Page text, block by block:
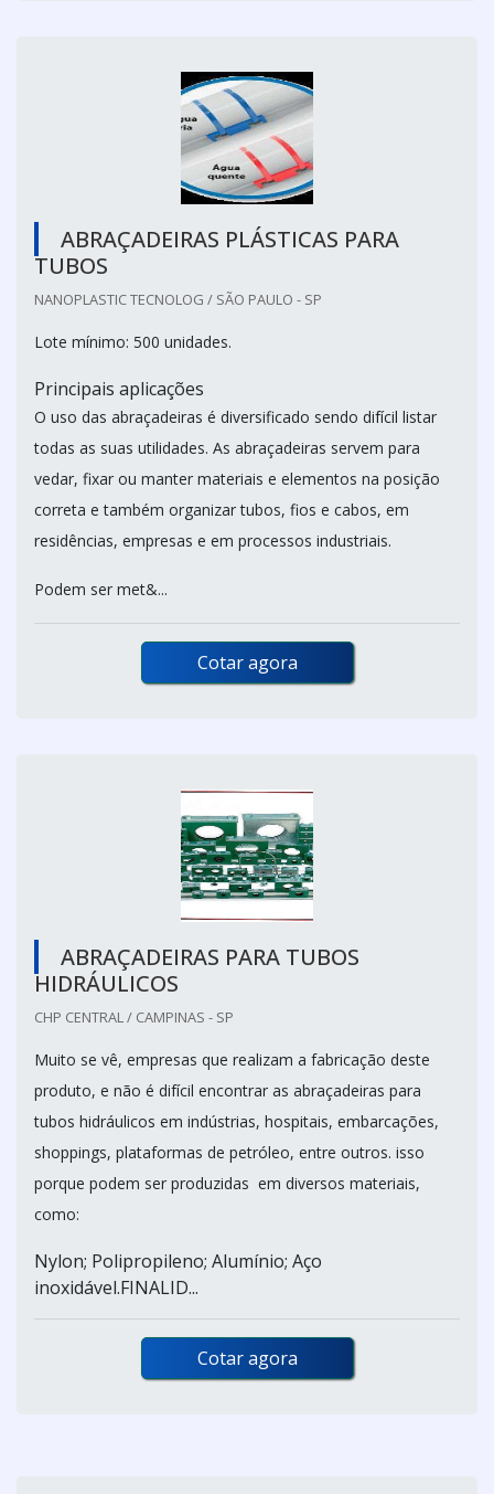
ABRAÇADEIRAS PLÁSTICAS PARA
TUBOS
NANOPLASTIC TECNOLOG / SÃO PAULO - SP
Lote mínimo: 500 unidades.
Principais aplicações
O uso das abraçadeiras é diversificado sendo difícil listar
todas as suas utilidades. As abraçadeiras servem para
vedar, fixar ou manter materiais e elementos na posição
correta e também organizar tubos, fios e cabos, em
residências, empresas e em processos industriais.
Podem ser met&...
Cotar agora
ABRAÇADEIRAS PARA TUBOS
HIDRÁULICOS
CHP CENTRAL / CAMPINAS - SP
Muito se vê, empresas que realizam a fabricação deste
produto, e não é difícil encontrar as abraçadeiras para
tubos hidráulicos em indústrias, hospitais, embarcações,
shoppings, plataformas de petróleo, entre outros. isso
porque podem ser produzidas em diversos materiais,
como:
Nylon; Polipropileno; Alumínio; Aço
inoxidável.FINALID...
Cotar agora